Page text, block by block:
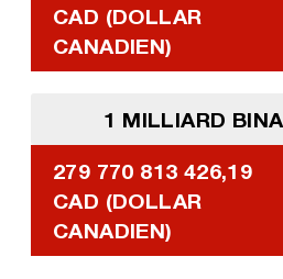
CAD (DOLLAR
CANADIEN)
1 MILLIARD
279 770 813 426,19
CAD (DOLLAR
CANADIEN)